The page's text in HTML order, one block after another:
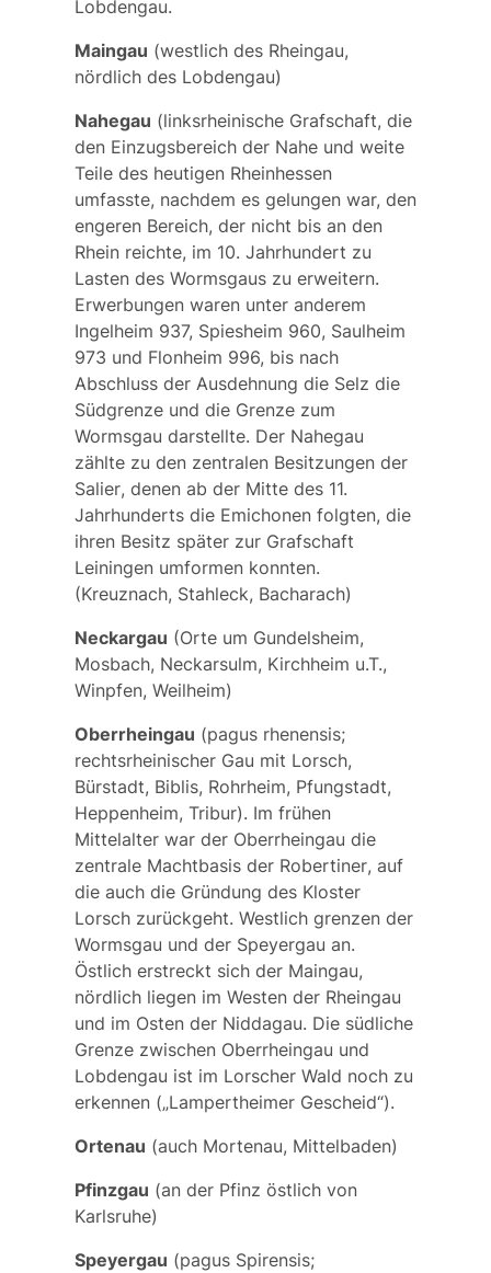
Lobdengau.
Maingau (westlich des Rheingau,
nördlich des Lobdengau)
Nahegau (linksrheinische Grafschaft, die
den Einzugsbereich der Nahe und weite
Teile des heutigen Rheinhessen
umfasste, nachdem es gelungen war, den
engeren Bereich, der nicht bis an den
Rhein reichte, im 10. Jahrhundert zu
Lasten des Wormsgaus zu erweitern.
Erwerbungen waren unter anderem
Ingelheim 937, Spiesheim 960, Saulheim
973 und Flonheim 996, bis nach
Abschluss der Ausdehnung die Selz die
Südgrenze und die Grenze zum
Wormsgau darstellte. Der Nahegau
zählte zu den zentralen Besitzungen der
Salier, denen ab der Mitte des 11.
Jahrhunderts die Emichonenfolgten, die
ihren Besitz später zur Grafschaft
Leiningenumformen konnten.
(Kreuznach, Stahleck, Bacharach)
Neckargau (Orte um Gundelsheim,
Mosbach, Neckarsulm, Kirchheim u.T.,
Winpfen, Weilheim)
Oberrheingau (pagus rhenensis;
rechtsrheinischer Gau mit Lorsch,
Bürstadt, Biblis, Rohrheim, Pfungstadt,
Heppenheim, Tribur). Im frühen
Mittelalter war der Oberrheingau die
zentrale Machtbasis der Robertiner, auf
die auch die Gründung des Kloster
Lorsch zurückgeht. Westlich grenzen der
Wormsgau und der Speyergau an.
Östlich erstreckt sich der Maingau,
nördlich liegen im Westen der Rheingau
und im Osten der Niddagau. Die südliche
Grenze zwischen Oberrheingau und
Lobdengau ist im Lorscher Wald noch zu
erkennen („Lampertheimer Gescheid“).
Ortenau (auch Mortenau, Mittelbaden)
Pfinzgau (an der Pfinz östlich von
Karlsruhe)
Speyergau (pagus Spirensis;